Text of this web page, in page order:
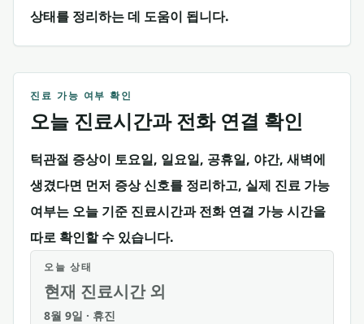
상태를 정리하는 데 도움이 됩니다.
진료 가능 여부 확인
오늘 진료시간과 전화 연결 확인
턱관절 증상이 토요일, 일요일, 공휴일, 야간, 새벽에
생겼다면 먼저 증상 신호를 정리하고, 실제 진료 가능
여부는 오늘 기준 진료시간과 전화 연결 가능 시간을
따로 확인할 수 있습니다.
오늘 상태
현재 진료시간 외
8월 9일 · 휴진